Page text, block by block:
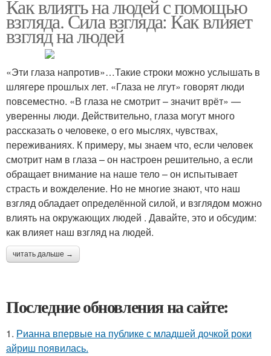
Как влиять на людей с помощью
взгляда. Сила взгляда: Как влияет
взгляд на людей
«Эти глаза напротив»…Такие строки можно услышать в
шлягере прошлых лет. «Глаза не лгут» говорят люди
повсеместно. «В глаза не смотрит – значит врёт» —
уверенны люди. Действительно, глаза могут много
рассказать о человеке, о его мыслях, чувствах,
переживаниях. К примеру, мы знаем что, если человек
смотрит нам в глаза – он настроен решительно, а если
обращает внимание на наше тело – он испытывает
страсть и вожделение. Но не многие знают, что наш
взгляд обладает определённой силой, и взглядом можно
влиять на окружающих людей . Давайте, это и обсудим:
как влияет наш взгляд на людей.
читать дальше →
Последние обновления на сайте:
1. Рианна впервые на публике с младшей дочкой роки
айриш появилась.